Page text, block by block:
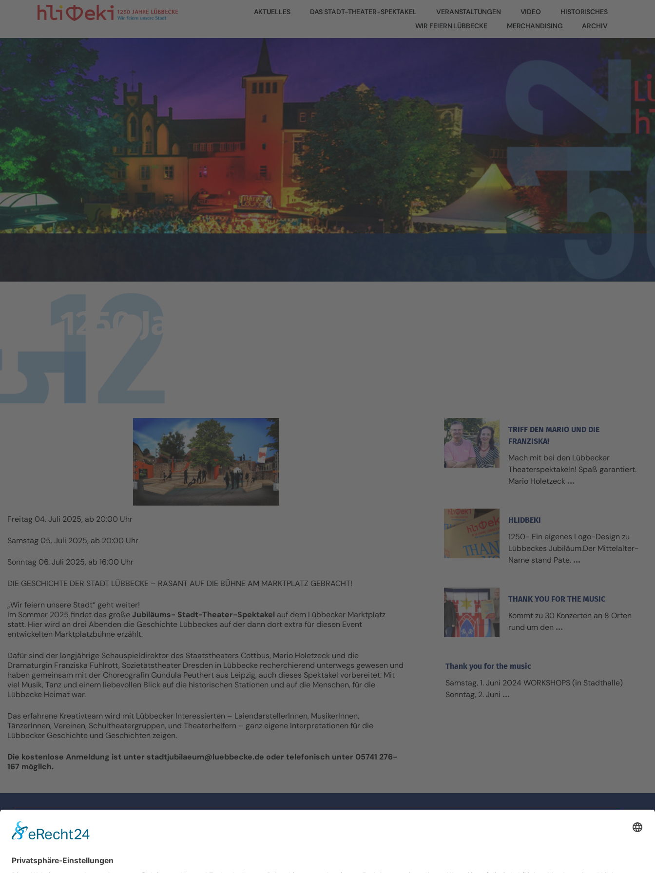
AKTUELLES DAS STADT-THEATER-SPEKTAKEL VERANSTALTUNGEN VIDEO
HISTORISCHES
WIR FEIERN LÜBBECKE
MERCHANDISING ARCHIV
Freitag 04. Juli 2025, ab 20:00 Uhr
Samstag 05. Juli 2025, ab 20:00 Uhr
Sonntag 06. Juli 2025, ab 16:00 Uhr
DIE GESCHICHTE DER STADT LÜBBECKE – RASANT AUF DIE BÜHNE AM MARKTPLATZ GEBRACHT!
„Wir feiern unsere Stadt“ geht weiter!
Im Sommer 2025 findet das großeJubiläums- Stadt-Theater-Spektakel auf dem Lübbecker Marktplatz
statt. Hier wird an drei Abenden die Geschichte Lübbeckes auf der dann dort extra für diesen Event
entwickelten Marktplatzbühne erzählt.
Dafür sind der langjährige Schauspieldirektor des Staatstheaters Cottbus, Mario Holetzeck und die
Dramaturgin Franziska Fuhlrott, Sozietätstheater Dresden in Lübbecke recherchierend unterwegs gewesen und
haben gemeinsam mit der Choreografin Gundula Peuthert aus Leipzig, auch dieses Spektakel vorbereitet: Mit
viel Musik, Tanz und einem liebevollen Blick auf die historischen Stationen und auf die Menschen, für die
Lübbecke Heimat war.
Das erfahrene Kreativteam wird mit Lübbecker Interessierten – LaiendarstellerInnen, MusikerInnen,
TänzerInnen, Vereinen, Schultheatergruppen, und Theaterhelfern – ganz eigene Interpretationen für die
Lübbecker Geschichte und Geschichten zeigen.
Die kostenlose Anmeldung ist unter stadtjubilaeum@luebbecke.de oder telefonisch unter 05741 276-
167 möglich.
TRIFF DEN MARIO UND DIE
FRANZISKA!
Mach mit bei den Lübbecker
Theaterspektakeln! Spaß garantiert.
Mario Holetzeck
HLIDBEKI
1250- Ein eigenes Logo-Design zu
Lübbeckes Jubiläum.Der Mittelalter-
Name stand Pate.
THANK YOU FOR THE MUSIC
Kommt zu 30 Konzerten an 8 Orten
rund um den
Thank you for the music
Samstag, 1. Juni 2024 WORKSHOPS (in Stadthalle)
Sonntag, 2. Juni